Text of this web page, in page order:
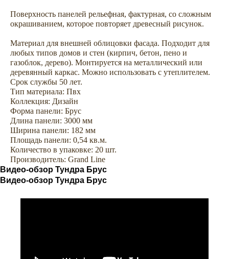
Поверхность панелей рельефная, фактурная, со сложным
окрашиванием, которое повторяет древесный рисунок.
Материал для внешней облицовки фасада. Подходит для
любых типов домов и стен (кирпич, бетон, пено и
газоблок, дерево). Монтируется на металлический или
деревянный каркас. Можно использовать с утеплителем.
Срок службы 50 лет.
Тип материала: Пвх
Коллекция: Дизайн
Форма панели: Брус
Длина панели: 3000 мм
Ширина панели: 182 мм
Площадь панели: 0,54 кв.м.
Количество в упаковке: 20 шт.
Производитель: Grand Line
Видео-обзор Тундра Брус
Видео-обзор Тундра Брус
Сопутствующие товары —
комплектуем сайдинг всем
необходимым для облицовки
дома
Аксессуары Софиты